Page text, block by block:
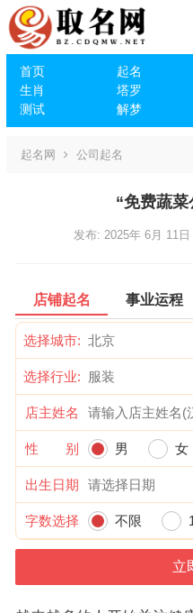
首页 起名
生肖
塔罗
测试
解梦
起名网 公司起名
“免费蔬
发布: 2025年 6月 11日
店铺起名 事业运程
选择城市:
选择行业:
店主姓名
性 别 男 女
出生日期
字数选择 不限